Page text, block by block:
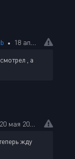
18 апреля 2024 13:51
, а
20 мая 2024 00:06
жду